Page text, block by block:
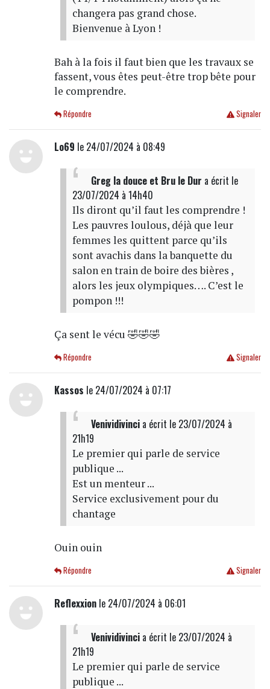
changera pas grand chose.
Bienvenue à Lyon !
Bah à la fois il faut bien que les travaux se
fassent, vous êtes peut-être trop bête pour
le comprendre.
Signaler
Répondre
Lo69 le 24/07/2024 à 08:49
Greg la douce et Bru le Dur a écrit le
23/07/2024 à 14h40
Ils diront qu’il faut les comprendre !
Les pauvres loulous, déjà que leur
femmes les quittent parce qu’ils
sont avachis dans la banquette du
salon en train de boire des bières ,
alors les jeux olympiques…. C’est le
pompon !!!
Ça sent le vécu 🤣🤣🤣
Signaler
Répondre
Kassos le 24/07/2024 à 07:17
Venividivincia écrit le 23/07/2024 à
21h19
Le premier qui parle de service
publique ...
Est un menteur ...
Service exclusivement pour du
chantage
Ouin ouin
Signaler
Répondre
Reflexxionle 24/07/2024 à 06:01
Venividivincia écrit le 23/07/2024 à
21h19
Le premier qui parle de service
publique ...